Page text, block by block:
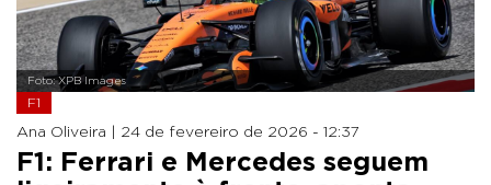
Foto: XPB Images
F1
Ana Oliveira | 24 de fevereiro de 2026 - 12:37
F1: Ferrari e Mercedes seguem